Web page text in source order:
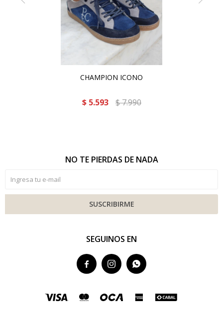
CHAMPION ICONO
$ 5.593 $7.990
SEGUINOS EN
  
NO TE PIERDAS DE NADA
SUSCRIBIRME